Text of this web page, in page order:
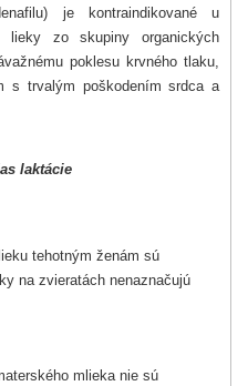
je kontraindikované u
lieky zo skupiny organických
poklesu krvného tlaku,
s trvalým poškodením srdca a
laktácie
tehotným ženám sú
na zvieratách nenaznačujú
mlieka nie sú